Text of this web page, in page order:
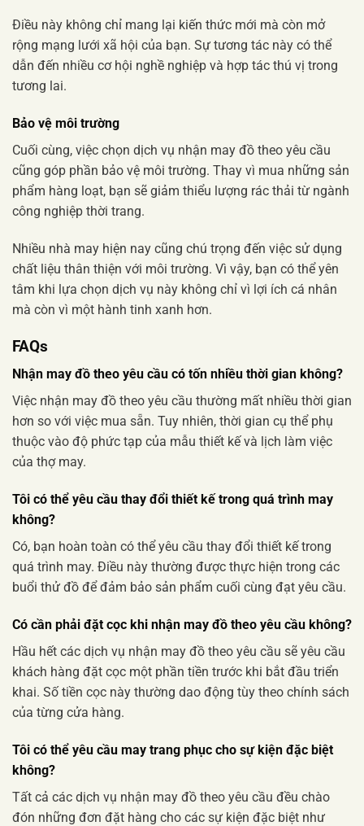
Điều này không chỉ mang lại kiến thức mới mà còn mở
rộng mạng lưới xã hội của bạn. Sự tương tác này có thể
dẫn đến nhiều cơ hội nghề nghiệp và hợp tác thú vị trong
tương lai.
Bảo vệ môi trường
Cuối cùng, việc chọn dịch vụ nhận may đồ theo yêu cầu
cũng góp phần bảo vệ môi trường. Thay vì mua những sản
phẩm hàng loạt, bạn sẽ giảm thiểu lượng rác thải từ ngành
công nghiệp thời trang.
Nhiều nhà may hiện nay cũng chú trọng đến việc sử dụng
chất liệu thân thiện với môi trường. Vì vậy, bạn có thể yên
tâm khi lựa chọn dịch vụ này không chỉ vì lợi ích cá nhân
mà còn vì một hành tinh xanh hơn.
FAQs
Nhận may đồ theo yêu cầu có tốn nhiều thời gian không?
Việc nhận may đồ theo yêu cầu thường mất nhiều thời gian
hơn so với việc mua sẵn. Tuy nhiên, thời gian cụ thể phụ
thuộc vào độ phức tạp của mẫu thiết kế và lịch làm việc
của thợ may.
Tôi có thể yêu cầu thay đổi thiết kế trong quá trình may
không?
Có, bạn hoàn toàn có thể yêu cầu thay đổi thiết kế trong
quá trình may. Điều này thường được thực hiện trong các
buổi thử đồ để đảm bảo sản phẩm cuối cùng đạt yêu cầu.
Có cần phải đặt cọc khi nhận may đồ theo yêu cầu không?
Hầu hết các dịch vụ nhận may đồ theo yêu cầu sẽ yêu cầu
khách hàng đặt cọc một phần tiền trước khi bắt đầu triển
khai. Số tiền cọc này thường dao động tùy theo chính sách
của từng cửa hàng.
Tôi có thể yêu cầu may trang phục cho sự kiện đặc biệt
không?
Tất cả các dịch vụ nhận may đồ theo yêu cầu đều chào
đón những đơn đặt hàng cho các sự kiện đặc biệt như